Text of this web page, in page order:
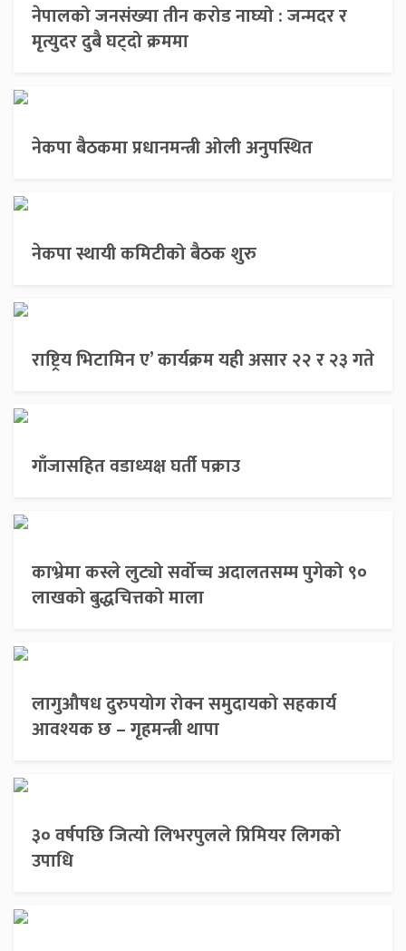
नेपालको जनसंख्या तीन करोड नाघ्यो : जन्मदर र
मृत्युदर दुबै घट्दो क्रममा
नेकपा बैठकमा प्रधानमन्त्री ओली अनुपस्थित
नेकपा स्थायी कमिटीको बैठक शुरु
राष्ट्रिय भिटामिन ए’ कार्यक्रम यही असार २२ र २३ गते
गाँजासहित वडाध्यक्ष घर्ती पक्राउ
काभ्रेमा कस्ले लुट्यो सर्वोच्च अदालतसम्म पुगेको ९०
लाखको बुद्धचित्तको माला
लागुऔषध दुरुपयोग रोक्न समुदायको सहकार्य
आवश्यक छ – गृहमन्त्री थापा
३० वर्षपछि जित्यो लिभरपुलले प्रिमियर लिगको
उपाधि